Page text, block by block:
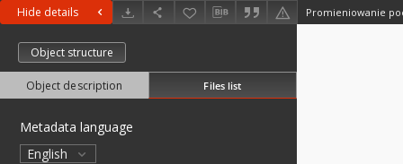
Hide details
Object structure
Object description Files list
Metadata language
English